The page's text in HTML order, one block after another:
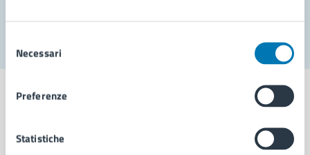
delNecessari
Preferenze
StatisticheComune di Napoli